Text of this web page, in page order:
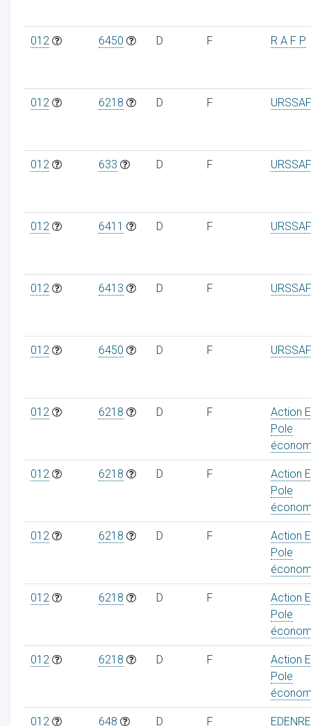
012 6450 D F R A F P
012 6218 D F
012 633 D F
012 6411 D F
012 6413 D F
012 6450 D F
012 6218 D F
Action
Pole
012 6218 D F
Action
Pole
012 6218 D F
Action
Pole
012 6218 D F
Action
Pole
012 6218 D F
Action
Pole
012 648 D F